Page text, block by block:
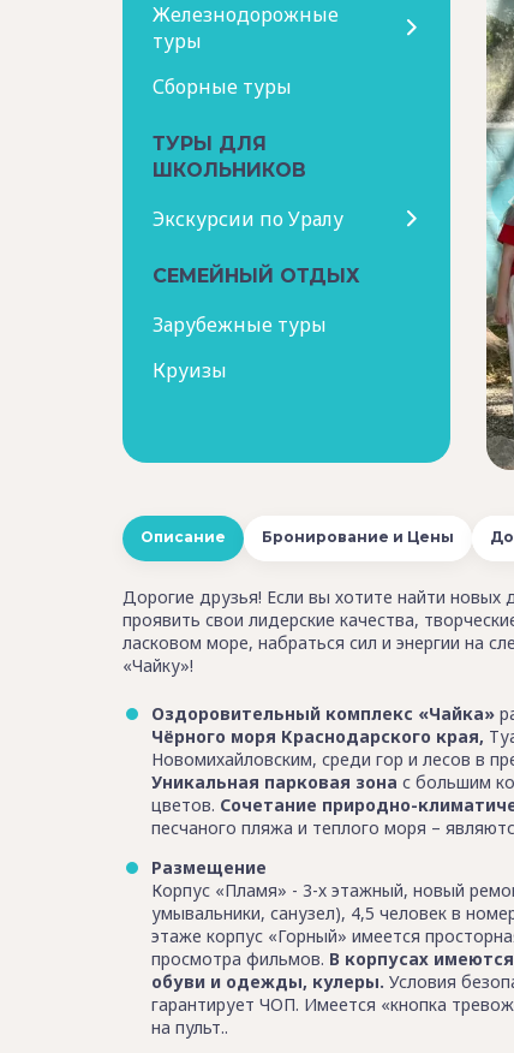
Железнодорожные
туры
Сборные туры
ТУРЫ ДЛЯ
ШКОЛЬНИКОВ
Экскурсии по Уралу
СЕМЕЙНЫЙ ОТДЫХ
Зарубежные туры
Круизы
Описание Бронирование и Цены
Дорогие друзья! Если вы хотите найти новых
проявить свои лидерские качества,
ласковом море, набраться сил и энергии на
«Чайку»!
Оздоровительный комплекс «Чайка»
Чёрного моря Краснодарского края,
Новомихайловским, среди гор и лесов в
Уникальная парковая зона с большим
цветов. Сочетание природно-
песчаного пляжа и теплого моря –
Размещение
Корпус «Пламя» - 3-х этажный, новый
умывальники, санузел), 4,5 человек в
этаже корпус «Горный» имеется
просмотра фильмов. В корпусах
обуви и одежды, кулеры. Условия
гарантирует ЧОП. Имеется «кнопка
на пульт..